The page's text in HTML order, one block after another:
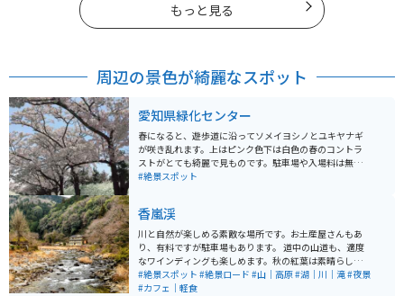
もっと見る
周辺の景色が綺麗なスポット
愛知県緑化センター
春になると、遊歩道に沿ってソメイヨシノとユキヤナギ
が咲き乱れます。上はピンク色下は白色の春のコントラ
ストがとても綺麗で見ものです。駐車場や入場料は無料
で広い敷地を散策しながら、ゆっくりと歩いて回ること
敷地内にある建物は、デザインがとても凝っており、建
物内から見る外の自然の景色が美しく見えるようになっ
ていて、1枚の絵のように見え癒されます。もちろん、春
だけでなく、季節折々に植物たちがガラッと色を変える
ので、年中楽しめる場所です。
#絶景スポット
香嵐渓
川と自然が楽しめる素敵な場所です。お土産屋さんもあ
り、有料ですが駐車場もあります。 道中の山道も、適度
なワインディングも楽しめます。秋の紅葉は素晴らし
く、夜はライトアップされて、とても幻想的です。近く
に有料道路も通っているため、名古屋方面からのアクセ
#絶景スポット #絶景ロード #山｜高原#湖｜川｜滝#夜景
#カフェ｜軽食